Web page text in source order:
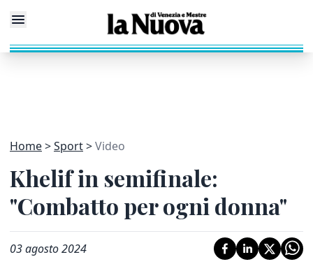
Home Sport Video
Khelif in semifinale:
"Combatto per ogni donna"
03 agosto 2024